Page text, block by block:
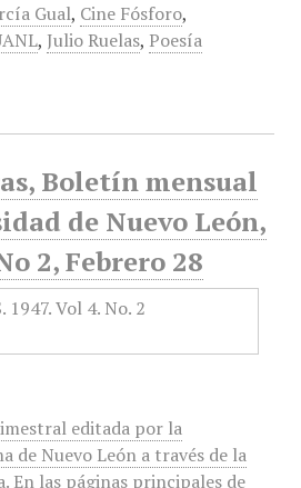
Gual, Cine Fósforo,
, Julio Ruelas, Poesía
Boletín mensual
de Nuevo León,
2, Febrero 28
editada por la
de Nuevo León a través de la
En las páginas principales de